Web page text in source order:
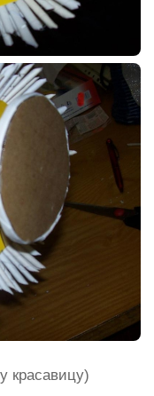
красавицу)